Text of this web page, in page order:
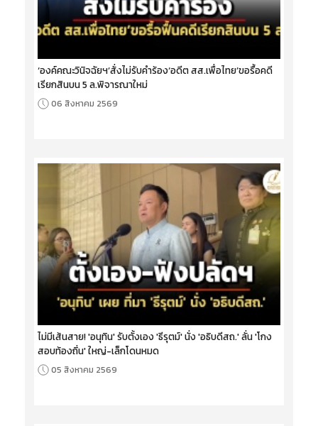
‘องค์คณะวินิจฉัยฯ’สั่งไม่รับคำร้อง‘อดีต สส.เพื่อไทย’ขอรื้อคดี
เรียกสินบน 5 ล.พิจารณาใหม่
06 สิงหาคม 2569
ไม่มีเส้นสาย! 'อนุทิน' รับตั้งเอง 'ธีรุตม์' นั่ง 'อธิบดีสถ.' ลั่น 'โกง
สอบท้องถิ่น' ใหญ่-เล็กโดนหมด
05 สิงหาคม 2569